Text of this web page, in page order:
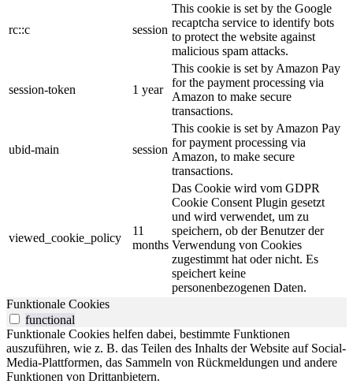
rc::c session
This cookie is set by the Google
recaptcha service to identify bots
to protect the website against
malicious spam attacks.
session-token 1 year
This cookie is set by Amazon Pay
for the payment processing via
Amazon to make secure
transactions.
ubid-main session
This cookie is set by Amazon Pay
for payment processing via
Amazon, to make secure
transactions.
viewed_cookie_policy
11
months
Das Cookie wird vom GDPR
Cookie Consent Plugin gesetzt
und wird verwendet, um zu
speichern, ob der Benutzer der
Verwendung von Cookies
zugestimmt hat oder nicht. Es
speichert keine
personenbezogenen Daten.
Funktionale Cookies
functional
Funktionale Cookies helfen dabei, bestimmte Funktionen
auszuführen, wie z. B. das Teilen des Inhalts der Website auf Social-
Media-Plattformen, das Sammeln von Rückmeldungen und andere
Funktionen von Drittanbietern.